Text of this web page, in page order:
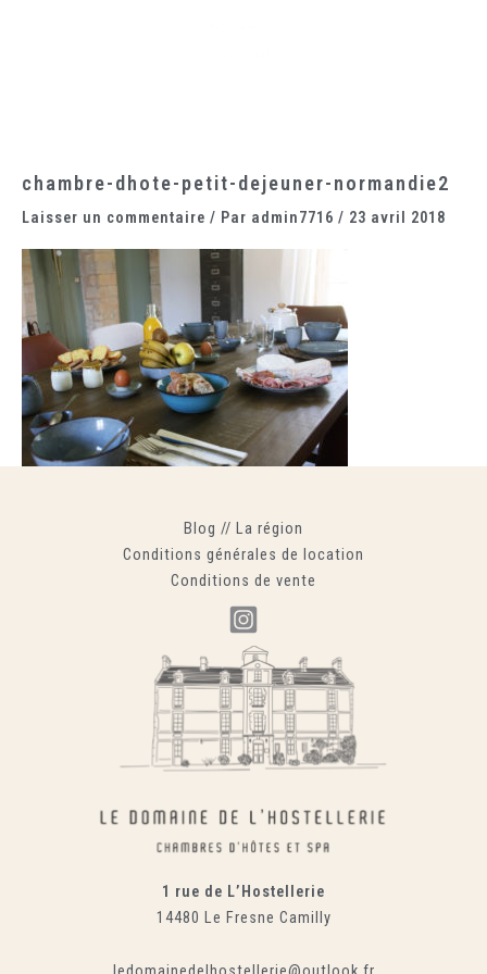
chambre-dhote-petit-dejeuner-normandie2
Laisser un commentaire / Par admin7716 / 23 avril 2018
Blog // La région
Conditions générales de location
Conditions de vente
1 rue de L’Hostellerie
14480 Le Fresne Camilly